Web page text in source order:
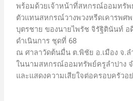
พร้อมด้วยเจ้าหน้าที่สหกรณ์ออมทรัพ
ตัวแทนสหกรณ์วางพวงหรีดเคารพศ
บุตรชาย ของนายไพรัช จิรัฐิตินันท์ อ
ดำเนินการ ชุดที่ 68
ณ ศาลาวัดต้นมื่น ต.พิชัย อ.เมือง จ.ล
ในนามสหกรณ์ออมทรัพย์ครูลำปาง
และแสดงความเสียใจต่อครอบครัวอ